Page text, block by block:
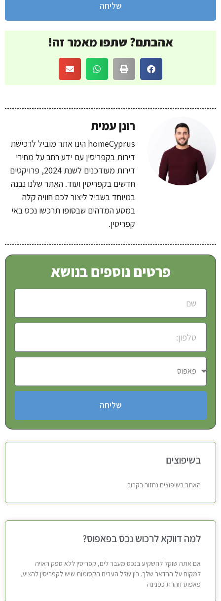
שליחה
אהבתם? שתפו מאמר זה!
רונן עמית
homeCyprus הינו אתר מוביל לרכישת
דירות בקפריסין עם ידע רחב על מחירי
דירות מעודכנים לשנת 2024, פרויקטים
חדשים בקפריסין ועוד. האתר שלנו נבנה
במיוחד בשביל ליצור לכם חוויה קלה
במסע המדהים שבסופו תרכשו נכס באי
קפריסין.
פרטים נוספים בנושא
שליחה
בשיפוצים
האתר בשיפוצים נחזור בקרוב
למה דווקא לרכוש נכס בפאפוס?
אם אתה שוקל להשקיע בנכס מעבר לים, קפריסין ללא ספק ראויה
למקום על הרדאר שלך. בין שלל הערים הקסומות שיש לקפריסין להציע,
פאפוס זוהרת כפנינה